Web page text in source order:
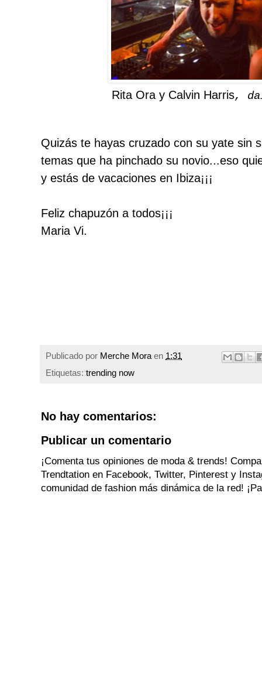
Rita Ora y Calvin Harris,
Quizás te hayas cruzado con su yate sin
temas que ha pinchado su novio...eso
y estás de vacaciones en Ibiza¡¡¡
Feliz chapuzón a todos¡¡¡
Maria Vi.
Publicado por Merche Mora en 1:31
Etiquetas: trending now
No hay comentarios:
Publicar un comentario
¡Comenta tus opiniones de moda & trends!
Trendtation en Facebook, Twitter, Pinterest y
comunidad de fashion más dinámica de la red!